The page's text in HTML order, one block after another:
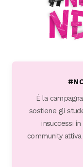
È la
sostiene gli
insuccessi
community